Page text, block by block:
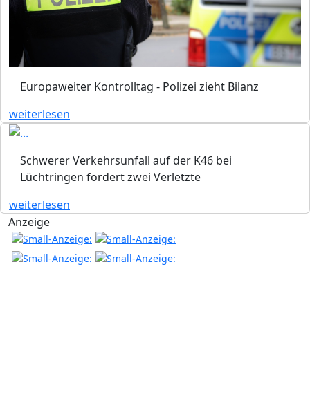
Europaweiter Kontrolltag - Polizei zieht Bilanz
weiterlesen
Schwerer Verkehrsunfall auf der K46 bei
Lüchtringen fordert zwei Verletzte
weiterlesen
Anzeige